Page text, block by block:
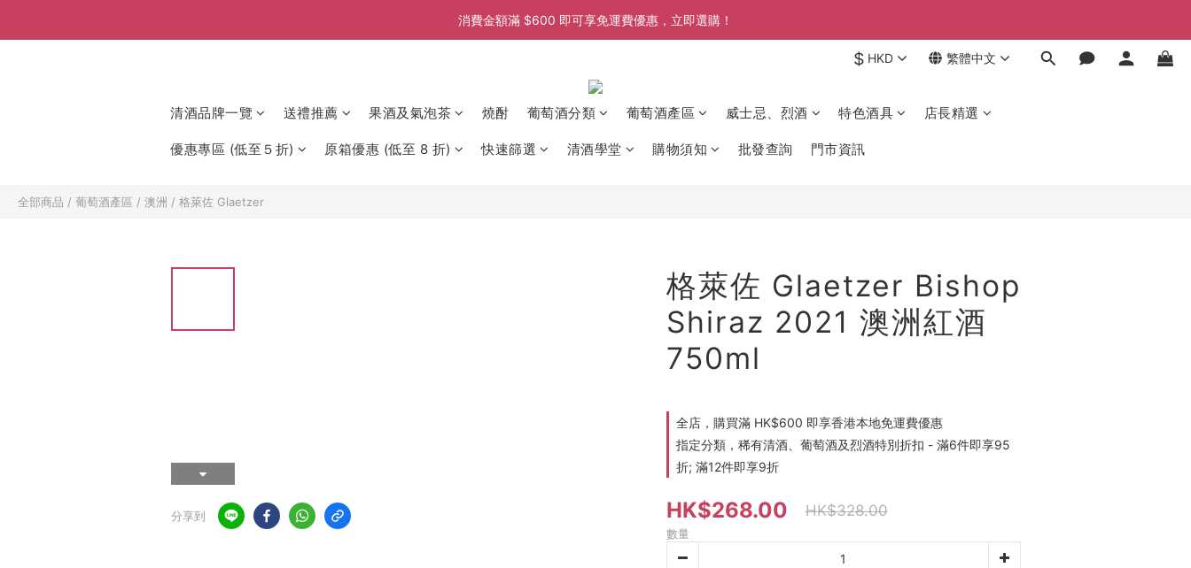
消費金額滿 $600 即可享免運費優惠，立即選購！
消費金額滿 $600 即可享免運費優惠，立即選購！
$ HKD 繁體中文
清酒品牌一覽 送禮推薦 果酒及氣泡茶 燒酎 葡萄酒分類 葡萄酒產區 威士忌、烈酒 特色酒具 店長精選
優惠專區 (低至５折) 原箱優惠 (低至 8 折) 快速篩選 清酒學堂 購物須知 批發查詢 門市資訊
全部商品 / 葡萄酒產區 / 澳洲 / 格萊佐 Glaetzer
分享到
格萊佐 Glaetzer Bishop
Shiraz 2021 澳洲紅酒
750ml
全店，購買滿 HK$600 即享香港本地免運費優惠
指定分類，稀有清酒、葡萄酒及烈酒特別折扣 - 滿6件即享95
折; 滿12件即享9折
HK$268.00 HK$328.00
數量